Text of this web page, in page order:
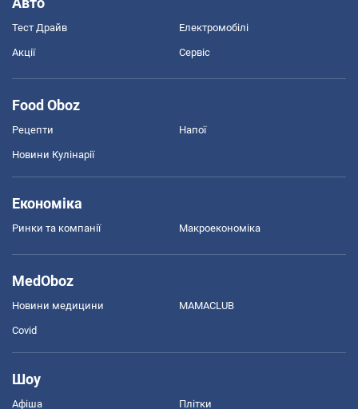
Тест Драйв Електромобілі
Акції Сервіс
Food Oboz
Рецепти Напої
Новини Кулінарії
Економіка
Ринки та компанії Макроекономіка
MedOboz
Новини медицини MAMACLUB
Covid
Шоу
Афіша Плітки